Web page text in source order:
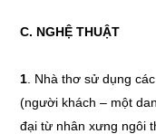
C. NGHỆ THUẬT
1 . Nhà thơ sử dụng
(người khách – một
đại từ nhân xưng ngôi